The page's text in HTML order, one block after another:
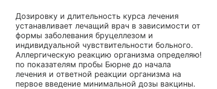
Дозировку и длительность курса лечения
устанавливает лечащий врач в зависимости от
формы заболевания бруцеллезом и
индивидуальной чувствительности больного.
Аллергическую реакцию организма определяю!
по показателям пробы Бюрне до начала
лечения и ответной реакции организма на
первое введение минимальной дозы вакцины.